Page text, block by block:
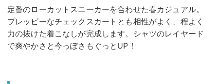
定番のローカットスニーカーを合わせた春カジュアル。
プレッピーなチェックスカートとも相性がよく、程よく
力の抜けた着こなしが完成します。シャツのレイヤード
で爽やかさと今っぽさもぐっとUP！